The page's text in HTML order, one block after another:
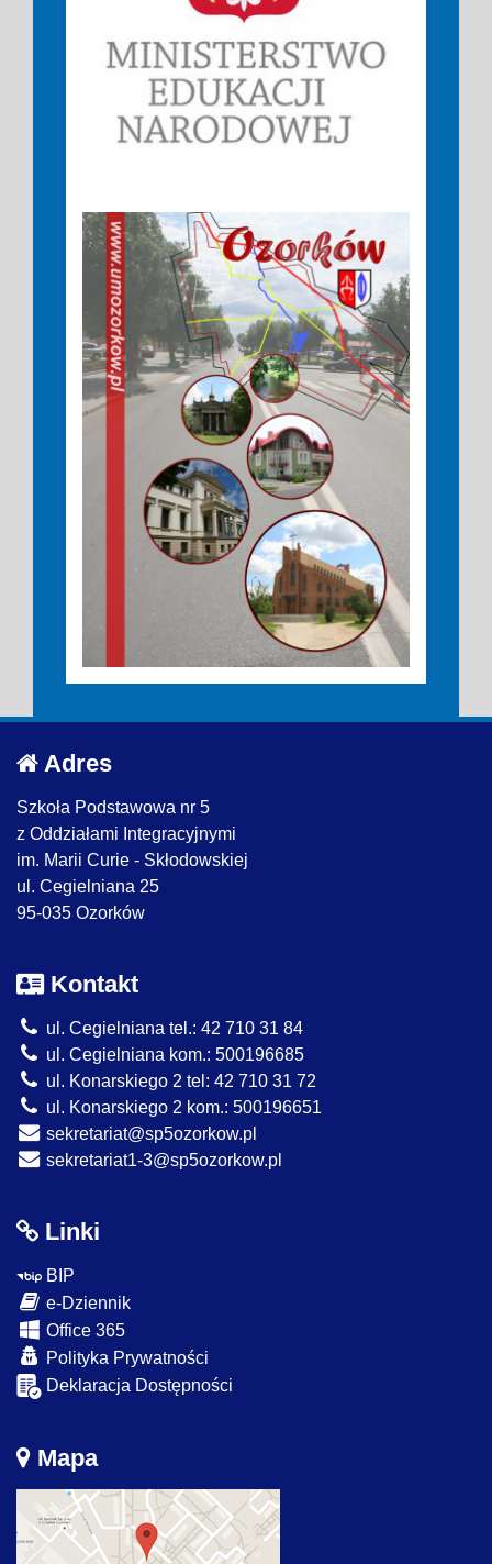
Adres
Szkoła Podstawowa nr 5
z Oddziałami Integracyjnymi
im. Marii Curie - Skłodowskiej
ul. Cegielniana 25
95-035 Ozorków
Kontakt
ul. Cegielniana tel.: 42 710 31 84
ul. Cegielniana kom.: 500196685
ul. Konarskiego 2 tel: 42 710 31 72
ul. Konarskiego 2 kom.: 500196651
sekretariat@sp5ozorkow.pl
sekretariat1-3@sp5ozorkow.pl
Linki
BIP
e-Dziennik
Office 365
Polityka Prywatności
Deklaracja Dostępności
Mapa